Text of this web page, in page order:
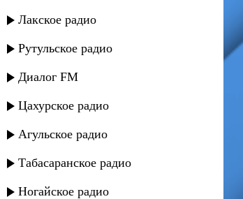
Лакское радио
Рутульское радио
Диалог FM
Цахурское радио
Агульское радио
Табасаранское радио
Ногайское радио